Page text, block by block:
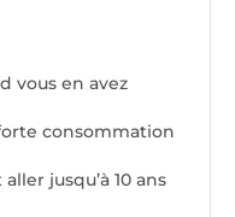
vous en avez
consommation
jusqu’à 10 ans